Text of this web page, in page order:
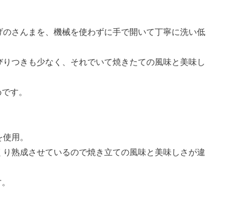
さんまを、機械を使わずに手で開いて丁寧に洗い低
つきも少なく、それでいて焼きたての風味と美味し
す。
用。
熟成させているので焼き立ての風味と美味しさが違